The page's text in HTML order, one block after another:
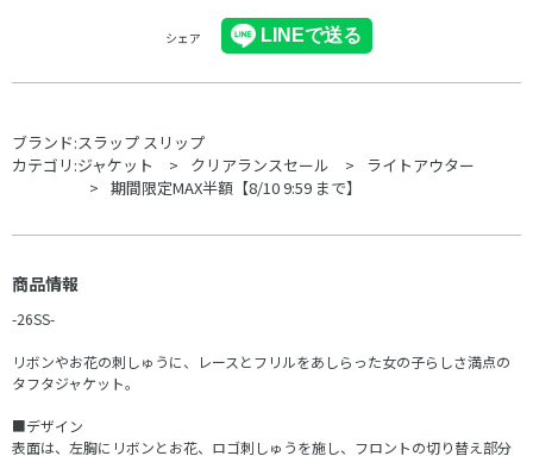
シェア
ブランド:スラップ スリップ
カテゴリ:ジャケット クリアランスセール
ライトアウター
期間限定MAX半額【8/10 9:59 まで】
商品情報
-26SS-
リボンやお花の刺しゅうに、レースとフリルをあしらった女の子らしさ満点の
タフタジャケット。
■デザイン
表面は、左胸にリボンとお花、ロゴ刺しゅうを施し、フロントの切り替え部分